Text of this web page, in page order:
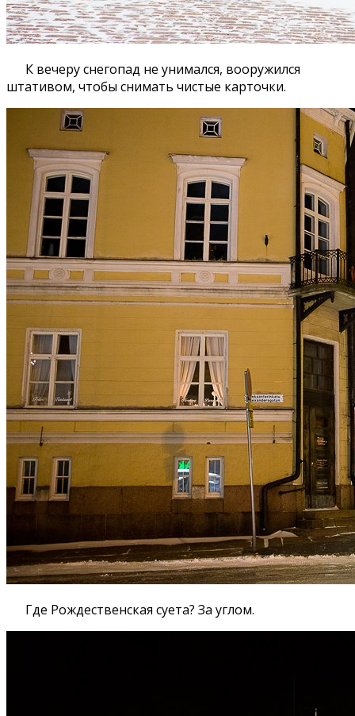
К вечеру снегопад не унимался, вооружился
штативом, чтобы снимать чистые карточки.
Где Рождественская суета? За углом.